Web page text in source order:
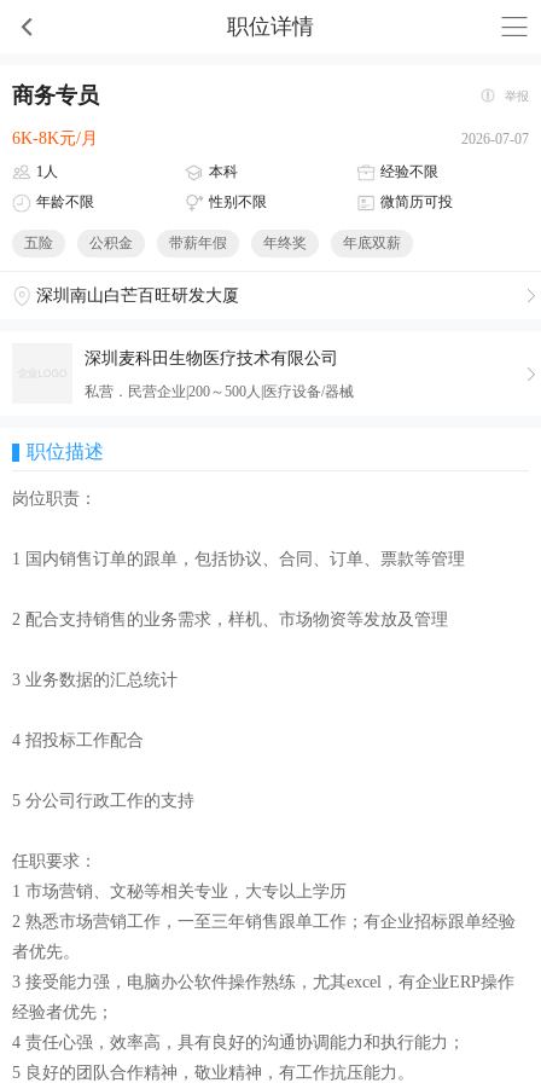
职位详情
商务专员 举报
6K-8K元/月
2026-07-07
1人
本科
经验不限
年龄不限
性别不限 微简历可投
五险 公积金 带薪年假 年终奖 年底双薪
深圳南山白芒百旺研发大厦
深圳麦科田生物医疗技术有限公司
私营．民营企业|200～500人|医疗设备/器械
职位描述
岗位职责：
1 国内销售订单的跟单，包括协议、合同、订单、票款等管理
2 配合支持销售的业务需求，样机、市场物资等发放及管理
3 业务数据的汇总统计
4 招投标工作配合
5 分公司行政工作的支持
任职要求：
1 市场营销、文秘等相关专业，大专以上学历
2 熟悉市场营销工作，一至三年销售跟单工作；有企业招标跟单经验
者优先。
3 接受能力强，电脑办公软件操作熟练，尤其excel，有企业ERP操作
经验者优先；
4 责任心强，效率高，具有良好的沟通协调能力和执行能力；
5 良好的团队合作精神，敬业精神，有工作抗压能力。